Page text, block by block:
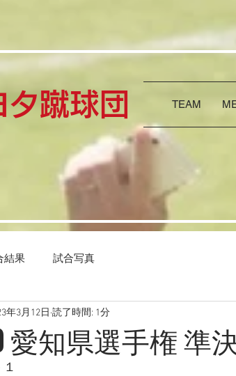
タ蹴球団 TEAM
結果 試合写真
愛知県選手権 準
年3月12日 読了時間: 1分